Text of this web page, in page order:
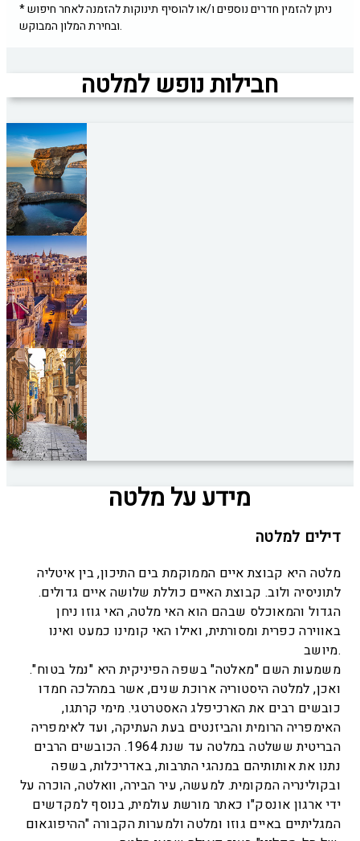
* ניתן להזמין חדרים נוספים ו/או להוסיף תינוקות להזמנה לאחר חיפוש
ובחירת המלון המבוקש.
חבילות נופש למלטה
מידע על מלטה
דילים למלטה
מלטה היא קבוצת איים הממוקמת בים התיכון, בין איטליה
לתוניסיה ולוב. קבוצת האיים כוללת שלושה איים גדולים.
הגדול והמאוכלס שבהם הוא האי מלטה, האי גוזו ניחן
באווירה כפרית ומסורתית, ואילו האי קומינו כמעט ואינו
מיושב.
משמעות השם "מאלטה" בשפה הפיניקית היא "נמל בטוח".
ואכן, למלטה היסטוריה ארוכת שנים, אשר במהלכה חמדו
כובשים רבים את הארכיפלג האסטרטגי. מימי קרתגו,
האימפריה הרומית והביזנטים בעת העתיקה, ועד לאימפריה
הבריטית ששלטה במלטה עד שנת 1964. הכובשים הרבים
נתנו את אותותיהם במנהגי התרבות, באדריכלות, בשפה
ובקולינריה המקומית. למעשה, עיר הבירה, וואלטה, הוכרה על
ידי ארגון אונסק"ו כאתר מורשת עולמית, בנוסף למקדשים
המגליתיים באיים גוזו ומלטה ולמערות הקבורה "ההיפוגאום